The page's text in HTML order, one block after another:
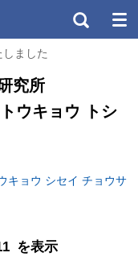
ました
究所
ウキョウ トシ
キョウ シセイ チョウサ
を表示